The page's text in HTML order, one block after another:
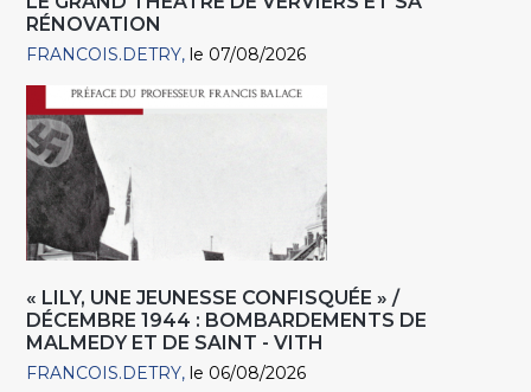
RÉNOVATION
FRANCOIS.DETRY le 07/08/2026
« LILY, UNE JEUNESSE CONFISQUÉE » /
DÉCEMBRE 1944 : BOMBARDEMENTS DE
MALMEDY ET DE SAINT - VITH
FRANCOIS.DETRY le 06/08/2026